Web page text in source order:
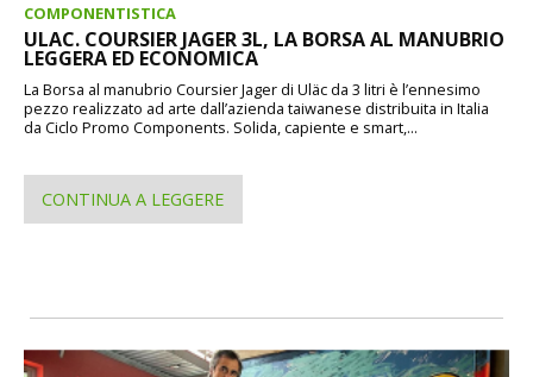
COMPONENTISTICA
ULAC. COURSIER JAGER 3L, LA BORSA AL MANUBRIO
LEGGERA ED ECONOMICA
La Borsa al manubrio Coursier Jager di Uläc da 3 litri è l’ennesimo
pezzo realizzato ad arte dall’azienda taiwanese distribuita in Italia
da Ciclo Promo Components. Solida, capiente e smart,...
CONTINUA A LEGGERE